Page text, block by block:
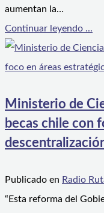
aumentan la…
Continuar leyendo ...
Ministerio de
becas chile con
Publicado en Radio
“Esta reforma del